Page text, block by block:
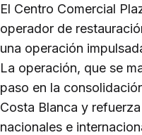
El Centro Comercial
operador de
una operación
La operación, que se
paso en la
Costa Blanca y
nacionales e